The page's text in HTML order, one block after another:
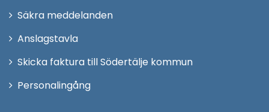
fönster
Säkra meddelanden
Anslagstavla
Skicka faktura till Södertälje kommun
PersonalingångÖppna